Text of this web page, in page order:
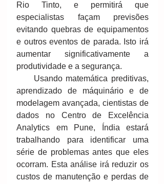
Rio Tinto, e permitirá que
especialistas façam previsões
evitando quebras de equipamentos
e outros eventos de parada. Isto irá
aumentar significativamente a
produtividade e a segurança.
aprendizado de máquinário e de
modelagem avançada, cientistas de
dados no Centro de Excelência
Analytics em Pune, Índia estará
trabalhando para identificar uma
série de problemas antes que eles
ocorram. Esta análise irá reduzir os
custos de manutenção e perdas de